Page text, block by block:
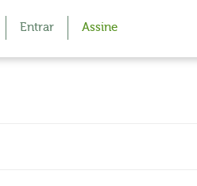
Entrar Assine